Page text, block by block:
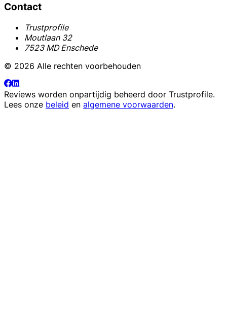
Contact
Trustprofile
Moutlaan 32
7523 MD Enschede
© 2026 Alle rechten voorbehouden
Reviews worden onpartijdig beheerd door Trustprofile.
Lees onze beleid en algemene voorwaarden.